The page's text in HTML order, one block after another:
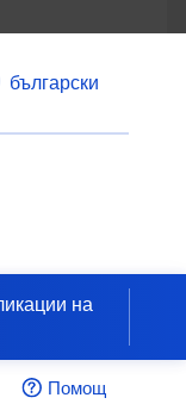
български
на
Помощ